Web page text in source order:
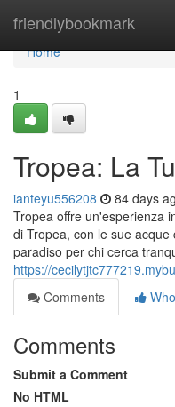
friendlybookmark
Home
Home
1
Tropea: La
ianteyu556208 84 days
Tropea offre un'esperienza
di Tropea, con le sue
paradiso per chi cerca
https://
Comments
Comments
Submit a Comment
No HTML